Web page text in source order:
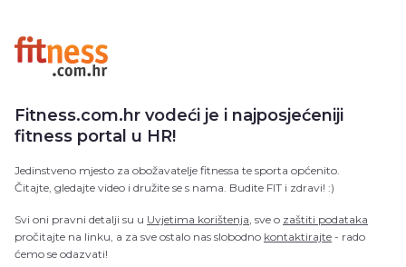
Fitness.com.hr vodeći je i najposjećeniji
fitness portal u HR!
Jedinstveno mjesto za obožavatelje fitnessa te sporta općenito.
Čitajte, gledajte video i družite se s nama. Budite FIT i zdravi! :)
Svi oni pravni detalji su u Uvjetima korištenja , sve o zaštiti podataka
pročitajte na linku, a za sve ostalo nas slobodno kontaktirajte - rado
ćemo se odazvati!